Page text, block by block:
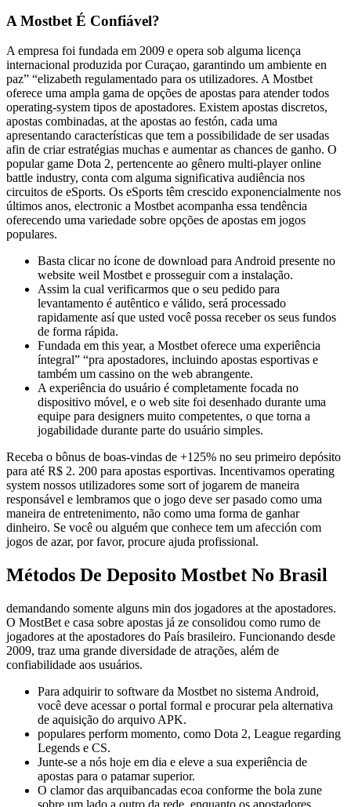
A Mostbet É Confiável?
A empresa foi fundada em 2009 e opera sob alguma licença
internacional produzida por Curaçao, garantindo um ambiente en
paz” “elizabeth regulamentado para os utilizadores. A Mostbet
oferece uma ampla gama de opções de apostas para atender todos
operating-system tipos de apostadores. Existem apostas discretos,
apostas combinadas, at the apostas ao festón, cada uma
apresentando características que tem a possibilidade de ser usadas
afin de criar estratégias muchas e aumentar as chances de ganho. O
popular game Dota 2, pertencente ao gênero multi-player online
battle industry, conta com alguma significativa audiência nos
circuitos de eSports. Os eSports têm crescido exponencialmente nos
últimos anos, electronic a Mostbet acompanha essa tendência
oferecendo uma variedade sobre opções de apostas em jogos
populares.
Basta clicar no ícone de download para Android presente no
website weil Mostbet e prosseguir com a instalação.
Assim la cual verificarmos que o seu pedido para
levantamento é autêntico e válido, será processado
rapidamente así que usted você possa receber os seus fundos
de forma rápida.
Fundada em this year, a Mostbet oferece uma experiência
íntegral” “pra apostadores, incluindo apostas esportivas e
também um cassino on the web abrangente.
A experiência do usuário é completamente focada no
dispositivo móvel, e o web site foi desenhado durante uma
equipe para designers muito competentes, o que torna a
jogabilidade durante parte do usuário simples.
Receba o bônus de boas-vindas de +125% no seu primeiro depósito
para até R$ 2. 200 para apostas esportivas. Incentivamos operating
system nossos utilizadores some sort of jogarem de maneira
responsável e lembramos que o jogo deve ser pasado como uma
maneira de entretenimento, não como uma forma de ganhar
dinheiro. Se você ou alguém que conhece tem um afección com
jogos de azar, por favor, procure ajuda profissional.
Métodos De Deposito Mostbet No Brasil
demandando somente alguns min dos jogadores at the apostadores.
O MostBet e casa sobre apostas já ze consolidou como rumo de
jogadores at the apostadores do País brasileiro. Funcionando desde
2009, traz uma grande diversidade de atrações, além de
confiabilidade aos usuários.
Para adquirir to software da Mostbet no sistema Android,
você deve acessar o portal formal e procurar pela alternativa
de aquisição do arquivo APK.
populares perform momento, como Dota 2, League regarding
Legends e CS.
Junte-se a nós hoje em dia e eleve a sua experiência de
apostas para o patamar superior.
O clamor das arquibancadas ecoa conforme the bola zune